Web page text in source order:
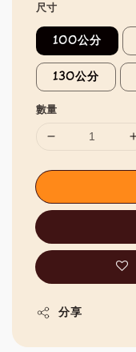
尺寸
100公分
130公分
數量
分享